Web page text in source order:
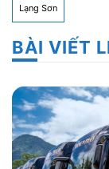
Lạng Sơn
BÀI VIẾT